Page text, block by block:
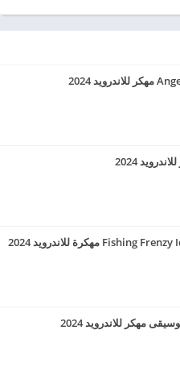
مهكر للاندرويد 2024